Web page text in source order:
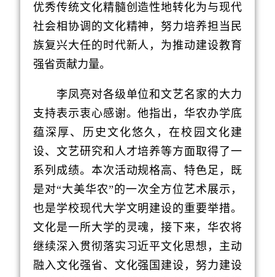
优秀传统文化精髓创造性地转化为与现代
社会相协调的文化精神，努力培养担当民
族复兴大任的时代新人，为推动建设教育
强省贡献力量。
李凤亮对各级单位和文艺名家的大力
支持表示衷心感谢。他指出，华农办学底
蕴深厚、历史文化悠久，在校园文化建
设、文艺研究和人才培养等方面取得了一
系列成绩。本次活动规格高、特色足，既
是对“大美华农”的一次全方位艺术展示，
也是学校现代大学文明建设的重要举措。
文化是一所大学的灵魂，接下来，华农将
继续深入贯彻落实习近平文化思想，主动
融入文化强省、文化强国建设，努力建设